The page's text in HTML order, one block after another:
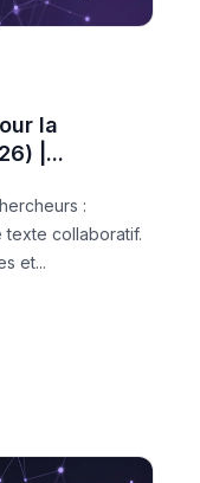
la
|...
:
texte collaboratif.
et...